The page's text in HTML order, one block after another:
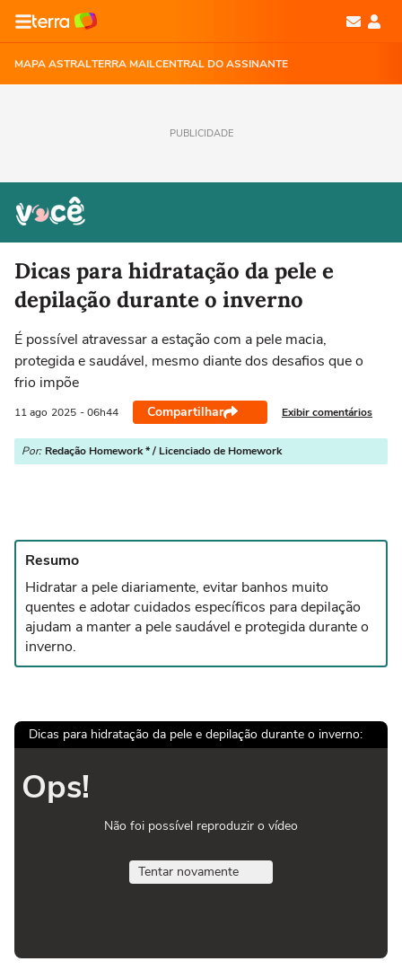
MAPA ASTRALTERRA MAILCENTRAL DO ASSINANTE
PUBLICIDADE
Dicas para hidratação da pele e
depilação durante o inverno
É possível atravessar a estação com a pele macia,
protegida e saudável, mesmo diante dos desafios que o
frio impõe
11 ago 2025 - 06h44 Compartilhar Exibir comentários
Por: Redação Homework * / Licenciado de Homework
Resumo
Hidratar a pele diariamente, evitar banhos muito
quentes e adotar cuidados específicos para depilação
ajudam a manter a pele saudável e protegida durante o
inverno.
Dicas para hidratação da pele e depilação durante o inverno:
Ops!
Não foi possível reproduzir o vídeo
Tentar novamente